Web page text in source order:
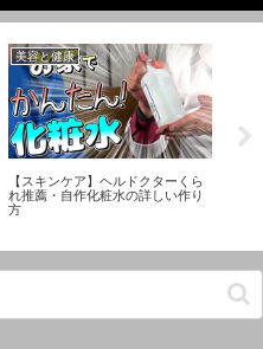
美容と健康
【スキンケア】ヘルドクターくら
れ推薦・自作化粧水の詳しい作り
方